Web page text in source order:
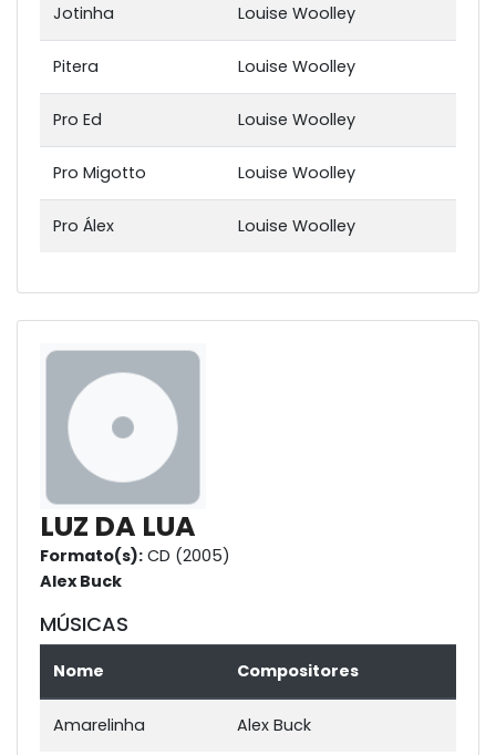
Jotinha Louise Woolley
Pitera Louise Woolley
Pro Ed Louise Woolley
Pro Migotto Louise Woolley
Pro Álex Louise Woolley
LUZ DA LUA
Formato(s): CD (2005)
Alex Buck
MÚSICAS
Nome Compositores
Amarelinha Alex Buck